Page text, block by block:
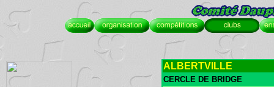
ALBERTVILLE
CERCLE DE BRIDGE